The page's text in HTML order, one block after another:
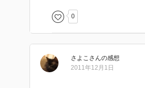
0
さよこ さんの感想
2011年12月1日